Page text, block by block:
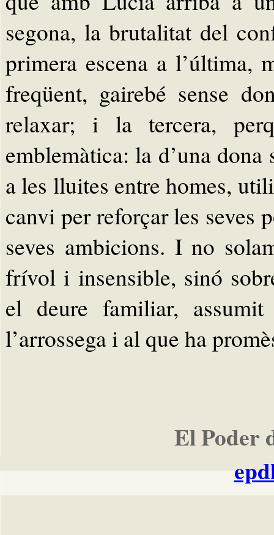
segona, la brutalitat del
primera escena a l’última,
freqüent, gairebé sense
relaxar; i la tercera,
emblemàtica: la d’una
a les lluites entre homes,
canvi per reforçar les seves
seves ambicions. I no
frívol i insensible, sinó
el deure familiar,
l’arrossega i al que ha
El Poder